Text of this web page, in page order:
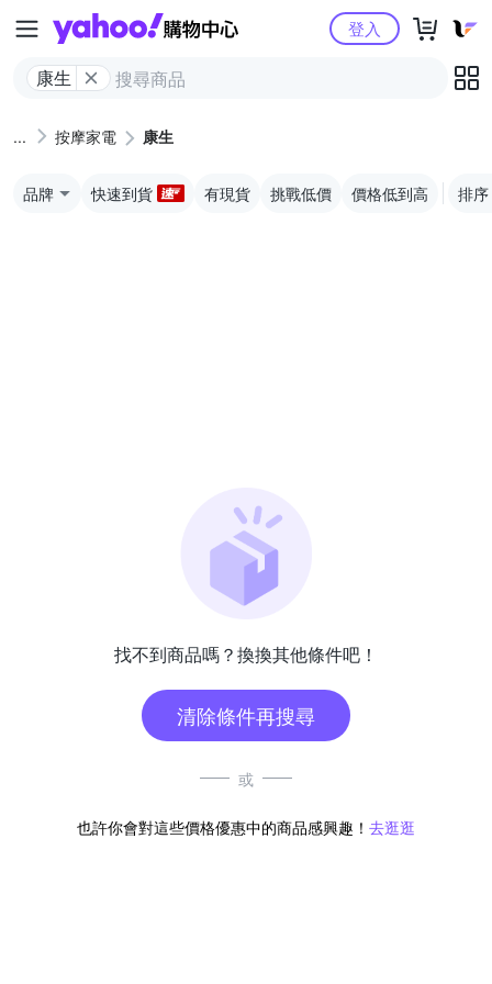
Yahoo購物中心
康生
登入
按摩家電 康生
品牌 快速到貨 有現貨 挑戰低價 價格低到高 排序
找不到商品嗎？換換其他條件吧！
清除條件再搜尋
或
也許你會對這些價格優惠中的商品感興趣！ 去逛逛